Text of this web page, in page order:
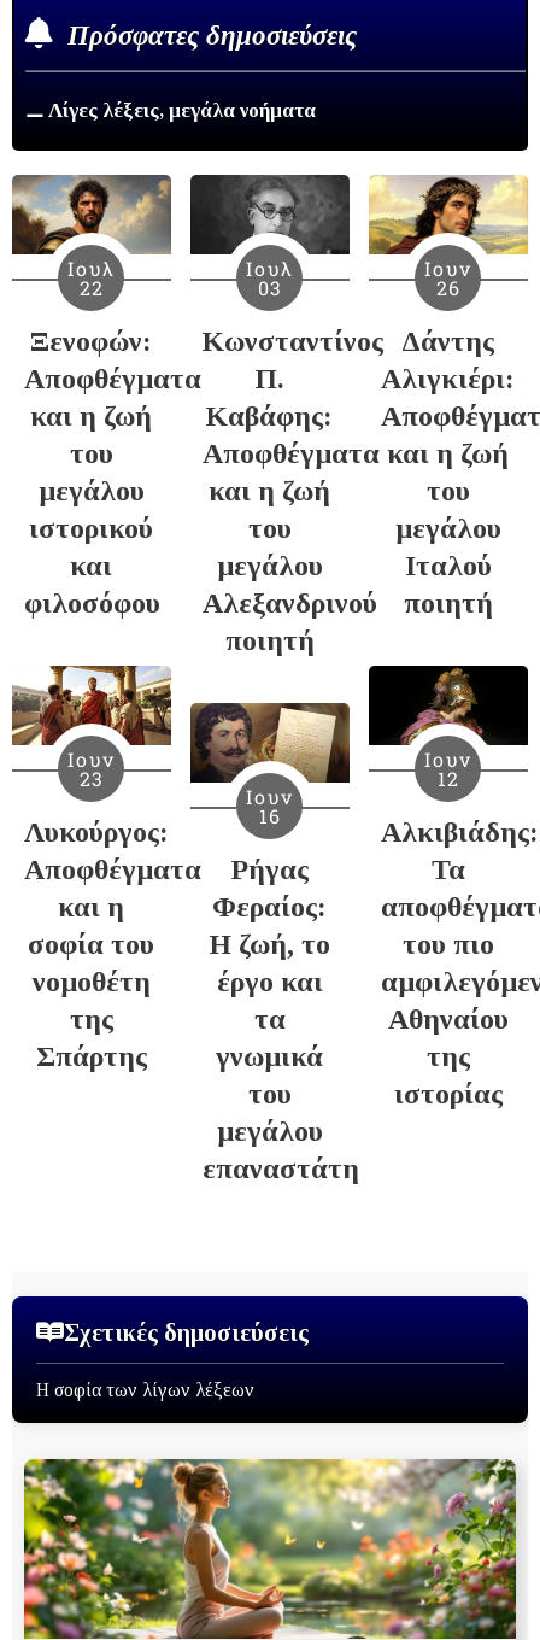
Πρόσφατες δημοσιεύσεις
⚊ Λίγες λέξεις, μεγάλα νοήματα
Ιουλ
22
Ξενοφών:
Αποφθέγματα
και η ζωή
του
μεγάλου
ιστορικού
και
φιλοσόφου
Ιουλ
03
Κωνσταντίνος
Π.
Καβάφης:
Αποφθέγματα
και η ζωή
του
μεγάλου
Αλεξανδρινού
ποιητή
Ιουν
26
Δάντης
Αλιγκιέρι:
και η ζωή
του
μεγάλου
Ιταλού
ποιητή
Ιουν
23
Λυκούργος:
Αποφθέγματα
και η
σοφία του
νομοθέτη
της
Σπάρτης
Ιουν
16
Ρήγας
Φεραίος:
Η ζωή, το
έργο και
τα
γνωμικά
του
μεγάλου
επαναστάτη
Ιουν
12
Αλκιβιάδης:
Τα
του πιο
Αθηναίου
της
ιστορίας
Σχετικές δημοσιεύσεις
Η σοφία των λίγων λέξεων